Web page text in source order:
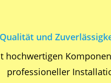
Qualität und
hochwertigen
professioneller